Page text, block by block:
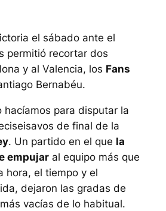
el sábado ante el
permitió recortar dos
y al Valencia, los Fans
Bernabéu.
hacíamos para disputar la
de final de la
. Un partido en el que la
empujaral equipo más que
hora, el tiempo y el
dejaron las gradas de
vacías de lo habitual.